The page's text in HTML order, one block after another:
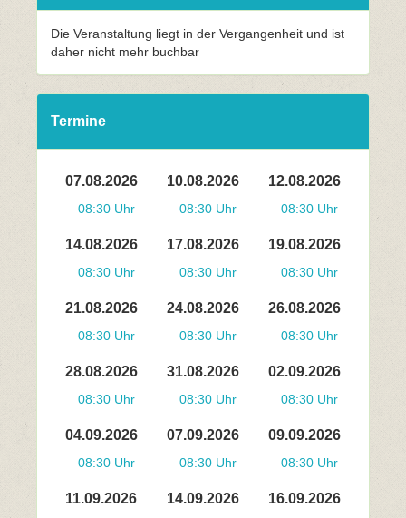
Die Veranstaltung liegt in der Vergangenheit und ist
daher nicht mehr buchbar
Termine
07.08.2026
08:30 Uhr
10.08.2026
08:30 Uhr
12.08.2026
08:30 Uhr
14.08.2026
08:30 Uhr
17.08.2026
08:30 Uhr
19.08.2026
08:30 Uhr
21.08.2026
08:30 Uhr
24.08.2026
08:30 Uhr
26.08.2026
08:30 Uhr
28.08.2026
08:30 Uhr
31.08.2026
08:30 Uhr
02.09.2026
08:30 Uhr
04.09.2026
08:30 Uhr
07.09.2026
08:30 Uhr
09.09.2026
08:30 Uhr
11.09.2026 14.09.2026 16.09.2026